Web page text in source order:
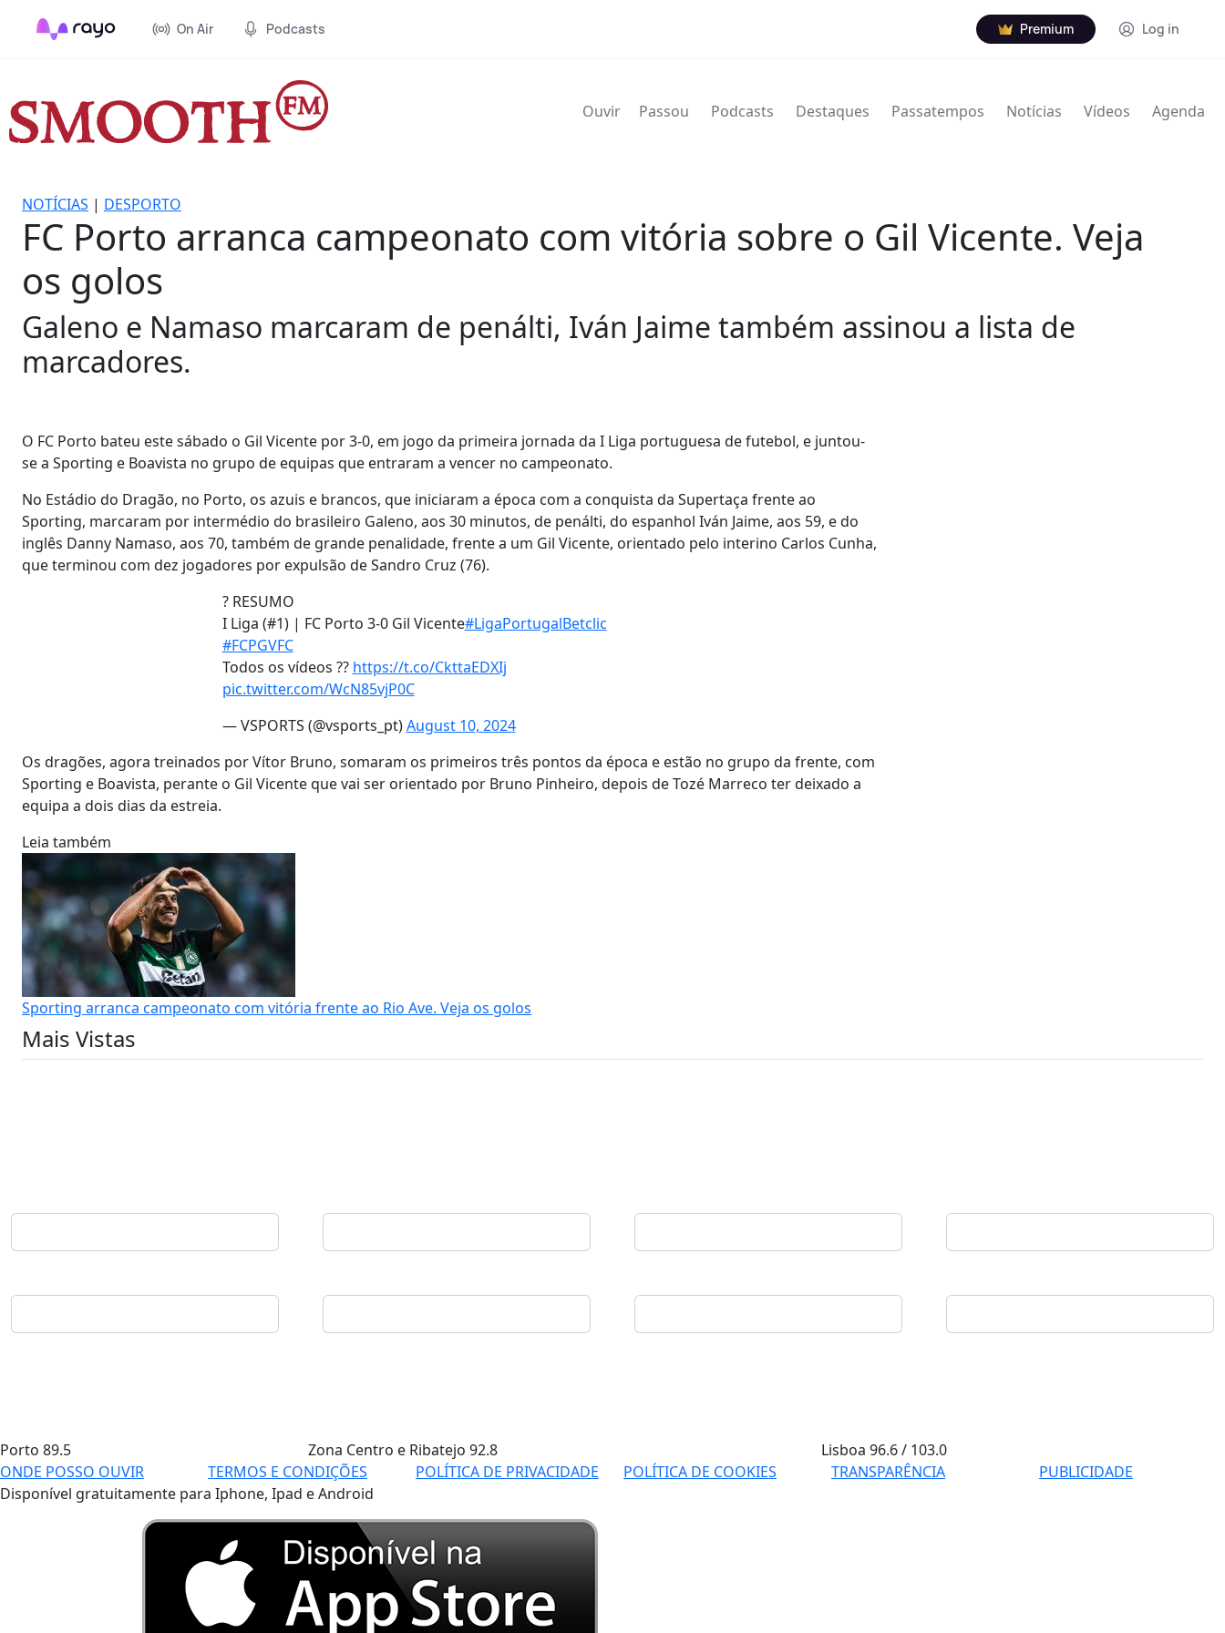
On Air Podcasts Premium Log in
Ouvir Passou Podcasts Destaques Passatempos Notícias Vídeos Agenda
NOTÍCIAS | DESPORTO
FC Porto arranca campeonato com vitória sobre o Gil Vicente. Veja
os golos
Galeno e Namaso marcaram de penálti, Iván Jaime também assinou a lista de
marcadores.
O FC Porto bateu este sábado o Gil Vicente por 3-0, em jogo da primeira jornada da I Liga portuguesa de futebol, e juntou-
se a Sporting e Boavista no grupo de equipas que entraram a vencer no campeonato.
No Estádio do Dragão, no Porto, os azuis e brancos, que iniciaram a época com a conquista da Supertaça frente ao
Sporting, marcaram por intermédio do brasileiro Galeno, aos 30 minutos, de penálti, do espanhol Iván Jaime, aos 59, e do
inglês Danny Namaso, aos 70, também de grande penalidade, frente a um Gil Vicente, orientado pelo interino Carlos Cunha,
que terminou com dez jogadores por expulsão de Sandro Cruz (76).
? RESUMO
I Liga (#1) | FC Porto 3-0 Gil Vicente#LigaPortugalBetclic
#FCPGVFC
Todos os vídeos ?? https://t.co/CkttaEDXIj
pic.twitter.com/WcN85vjP0C
— VSPORTS (@vsports_pt)August 10, 2024
Os dragões, agora treinados por Vítor Bruno, somaram os primeiros três pontos da época e estão no grupo da frente, com
Sporting e Boavista, perante o Gil Vicente que vai ser orientado por Bruno Pinheiro, depois de Tozé Marreco ter deixado a
equipa a dois dias da estreia.
Leia também
Sporting arranca campeonato com vitória frente ao Rio Ave. Veja os golos
Mais Vistas
Porto 89.5 Zona Centro e Ribatejo 92.8 Lisboa96.6 / 103.0
ONDE POSSO OUVIR
TERMOS E CONDIÇÕES POLÍTICA DE PRIVACIDADE POLÍTICA DE COOKIES TRANSPARÊNCIA
PUBLICIDADE
Disponível gratuitamente para Iphone, Ipad e Android